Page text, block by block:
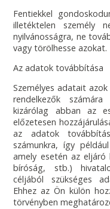
Fentiekkel
illetéktelen személy
nyilvánosságra, ne
vagy törölhesse azokat.
Az adatok továbbítása
Személyes adatait
rendelkezők
kizárólag abban az
előzetesen
az adatok
számunkra, így
amely esetén az eljáró
bíróság, stb.)
céljából szükséges
Ehhez az Ön külön
törvényben